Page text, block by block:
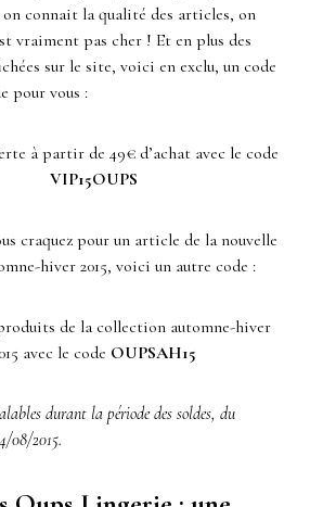
connait la qualité des articles, on
vraiment pas cher ! Et en plus des
sur le site, voici en exclu, un code
pour vous :
à partir de 49€ d’achat avec le code
VIP15OUPS
craquez pour un article de la nouvelle
hiver 2015, voici un autre code :
produits de la collection automne-hiver
avec le code OUPSAH15
durant la période des soldes, du
08/2015.